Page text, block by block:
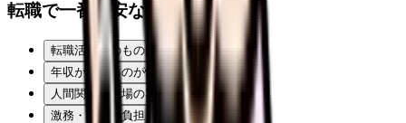
転職で一番不安なことは？
転職活動そのものが不安
年収が下がるのが怖い
人間関係・職場の雰囲気
激務・夜勤の負担